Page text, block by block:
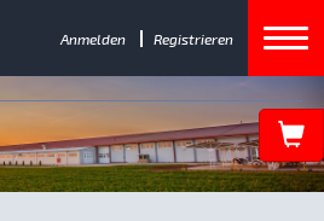
Anmelden Registrieren